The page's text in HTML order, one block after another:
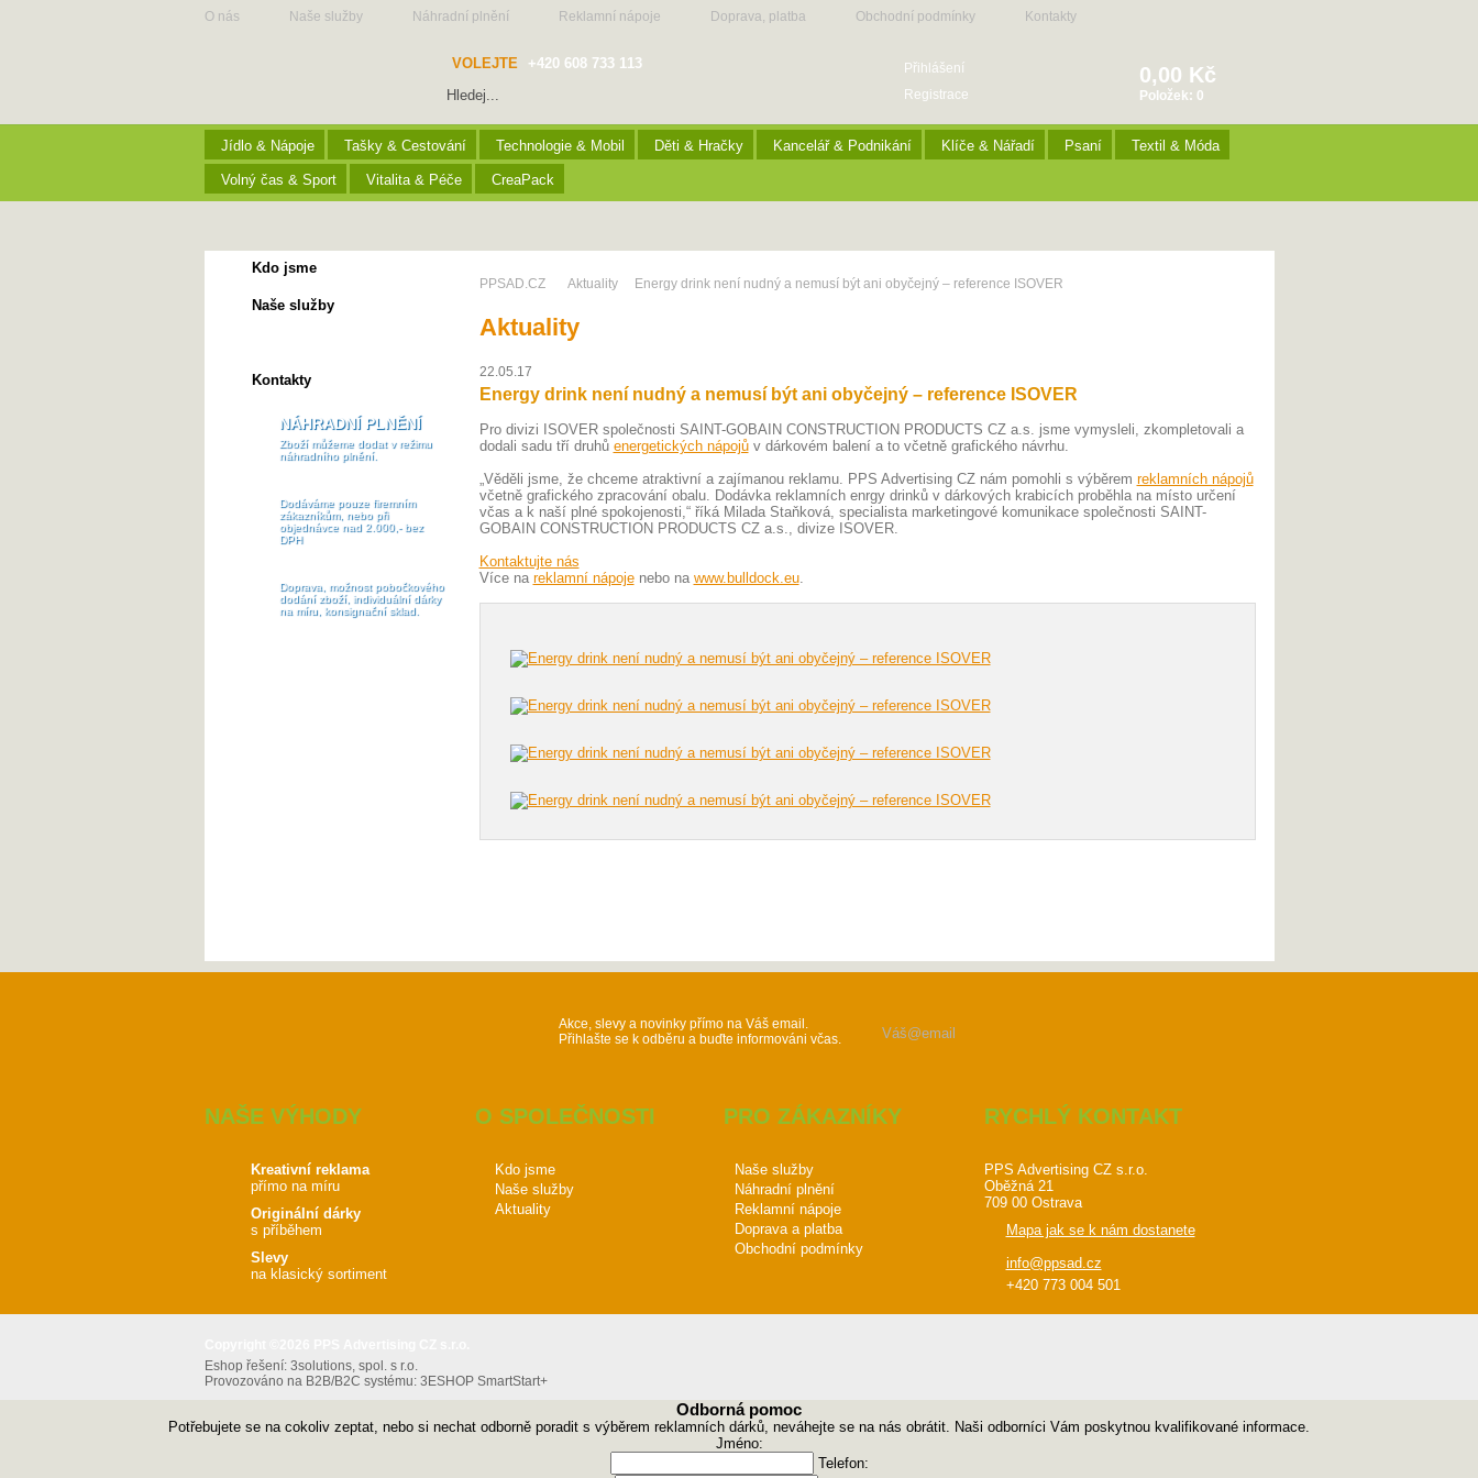
O nás Naše služby Náhradní plnění Reklamní nápoje Doprava, platba Obchodní podmínky Kontakty
VOLEJTE +420 608 733 113
Přihlášení
Registrace
0,00 Kč
Položek: 0
Jídlo & Nápoje Tašky & Cestování Technologie & Mobil Děti & Hračky Kancelář & Podnikání Klíče & Nářadí Psaní Textil & Móda
Volný čas & Sport Vitalita & Péče CreaPack
Kdo jsme
Naše služby
Kontakty
NÁHRADNÍ PLNĚNÍ
Zboží můžeme dodat v režimu
náhradního plnění.
Dodáváme pouze firemním
zákazníkům, nebo při
objednávce nad 2.000,- bez
DPH
Doprava, možnost pobočkového
dodání zboží, individuální dárky
na míru, konsignační sklad.
PPSAD.CZ Aktuality Energy drink není nudný a nemusí být ani obyčejný – reference ISOVER
Aktuality
22.05.17
Energy drink není nudný a nemusí být ani obyčejný – reference ISOVER
Pro divizi ISOVER společnosti SAINT-GOBAIN CONSTRUCTION PRODUCTS CZ a.s. jsme vymysleli, zkompletovali a
dodali sadu tří druhů energetických nápojův dárkovém balení a to včetně grafického návrhu.
„Věděli jsme, že chceme atraktivní a zajímanou reklamu. PPS Advertising CZ nám pomohli s výběrem reklamních nápojů
včetně grafického zpracování obalu. Dodávka reklamních enrgy drinků v dárkových krabicích proběhla na místo určení
včas a k naší plné spokojenosti,“ říká Milada Staňková, specialista marketingové komunikace společnosti SAINT-
GOBAIN CONSTRUCTION PRODUCTS CZ a.s., divize ISOVER.
Kontaktujte nás
Více na reklamní nápojenebo na www.bulldock.eu.
Akce, slevy a novinky přímo na Váš email.
Přihlašte se k odběru a buďte informováni včas.
NAŠE VÝHODY
Kreativní reklama
přímo na míru
Originální dárky
s příběhem
Slevy
na klasický sortiment
O SPOLEČNOSTI
Kdo jsme
Naše služby
Aktuality
PRO ZÁKAZNÍKY
Naše služby
Náhradní plnění
Reklamní nápoje
Doprava a platba
Obchodní podmínky
RYCHLÝ KONTAKT
PPS Advertising CZ s.r.o.
Oběžná 21
709 00 Ostrava
Mapa jak se k nám dostanete
info@ppsad.cz
+420 773 004 501
Eshop řešení: 3solutions, spol. s r.o.
Provozováno na B2B/B2C systému: 3ESHOP SmartStart+
Odborná pomoc
Potřebujete se na cokoliv zeptat, nebo si nechat odborně poradit s výběrem reklamních dárků, neváhejte se na nás obrátit. Naši odborníci Vám poskytnou kvalifikované informace.
Jméno:
Telefon: